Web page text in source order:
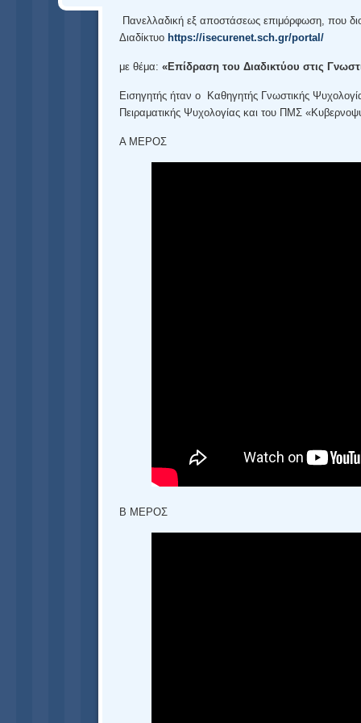
Πανελλαδική εξ αποστάσεως επιμόρφωση, που
Διαδίκτυο https://isecurenet.sch.gr/portal /
με θέμα: «Επίδραση του Διαδικτύου στις
Εισηγητής ήταν ο Καθηγητής Γνωστικής
Πειραματικής Ψυχολογίας και του ΠΜΣ
Α ΜΕΡΟΣ
Β ΜΕΡΟΣ